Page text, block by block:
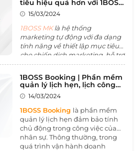
gian làm việc hiệu quả nhất.
Nhờ đó hệ thống này góp phần
cải thiện hiệu suất làm việc của
nhân sự và tăng năng lực cạnh
tranh của tổ chức.
tiêu hiệu quả hơn với 1BOSS
MK15/03/2024
1BOSS MKlà hệ thống
marketing tự động với đa dạng
tính năng về thiết lập mục tiêu
cho chiến dịch marketing, hỗ trợ
quản lý tự dộng các hoạt dộng
marketing đồng thời hỗ trợ tối
ưu hóa lợi nhuận từ mọi chiến
dịch tiếp thị hay ngành nghề
khác của doanh nghiệp. Nhờ đó
có thể tối ưu hóa chi phí, tăng
hiệu quả chiến dịch và đẩy
nhanh tiến độ hiệu quả của
mục tiêu kinh doanh.
1BOSS Booking | Phần mềm
quản lý lịch hẹn, lịch công
tác online
14/03/2024
1BOSS Booking là phần mềm
quản lý lịch hẹn đảm bảo tính
chủ động trong công việc của
nhân sự. Thông thường, trong
quá trình vận hành doanh